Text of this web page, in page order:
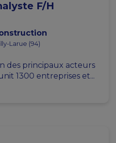
F/H
Larue (94)
des principaux acteurs
1300 entreprises et...